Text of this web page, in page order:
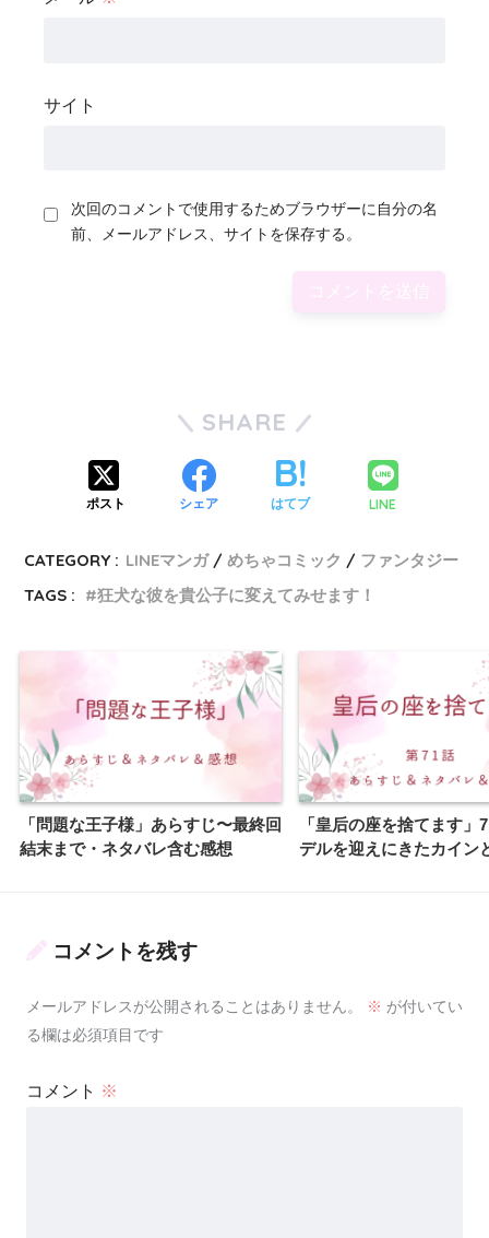
サイト
次回のコメントで使用するためブラウザーに自分の名
前、メールアドレス、サイトを保存する。
SHARE
ポスト シェア はてブ LINE
CATEGORY : LINEマンガ めちゃコミック
ファンタジー
TAGS :
狂犬な彼を貴公子に変えてみせます！
「問題な王子様」あらすじ〜最終回
結末まで・ネタバレ含む感想
「皇后の座を捨てます」
デルを迎えにきたカイン
コメントを残す
メールアドレスが公開されることはありません。 ※ が付いてい
る欄は必須項目です
コメント ※